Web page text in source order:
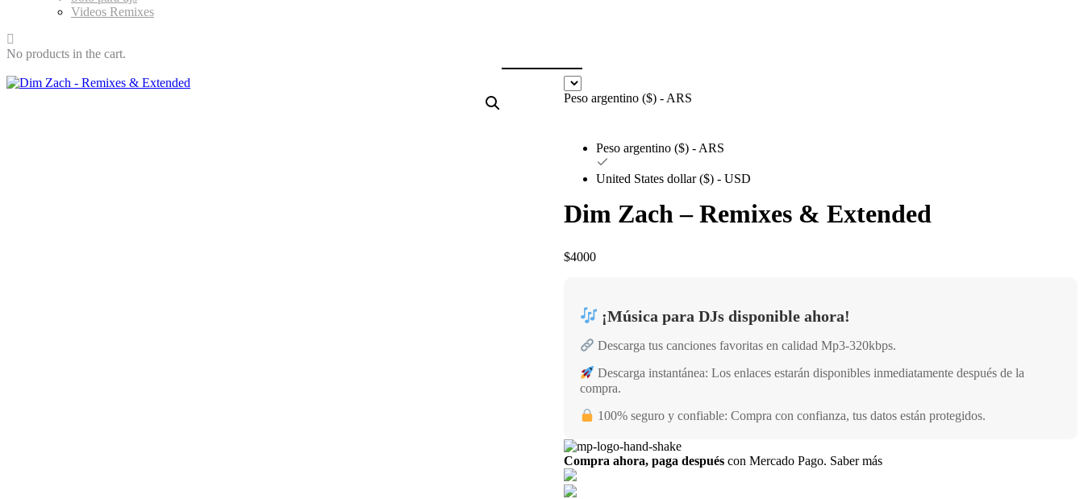
Videos Remixes
No products in the cart.
Peso argentino ($) - ARS
Peso argentino ($) - ARS
United States dollar ($) - USD
Dim Zach – Remixes & Extended
$4000
¡Música para DJs disponible ahora!
Descarga tus canciones favoritas en calidad Mp3-320kbps.
Descarga instantánea: Los enlaces estarán disponibles inmediatamente después de la
compra.
100% seguro y confiable: Compra con confianza, tus datos están protegidos.
Compra ahora, paga despuéscon Mercado Pago. Saber más